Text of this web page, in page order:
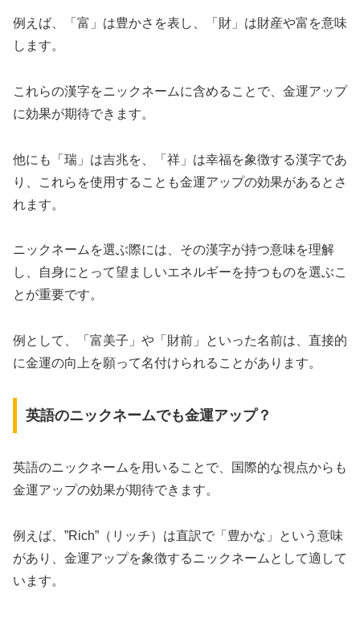
例えば、「富」は豊かさを表し、「財」は財産や富を意味
します。
これらの漢字をニックネームに含めることで、金運アップ
に効果が期待できます。
他にも「瑞」は吉兆を、「祥」は幸福を象徴する漢字であ
り、これらを使用することも金運アップの効果があるとさ
れます。
ニックネームを選ぶ際には、その漢字が持つ意味を理解
し、自身にとって望ましいエネルギーを持つものを選ぶこ
とが重要です。
例として、「富美子」や「財前」といった名前は、直接的
に金運の向上を願って名付けられることがあります。
英語のニックネームでも金運アップ？
英語のニックネームを用いることで、国際的な視点からも
金運アップの効果が期待できます。
例えば、”Rich”（リッチ）は直訳で「豊かな」という意味
があり、金運アップを象徴するニックネームとして適して
います。